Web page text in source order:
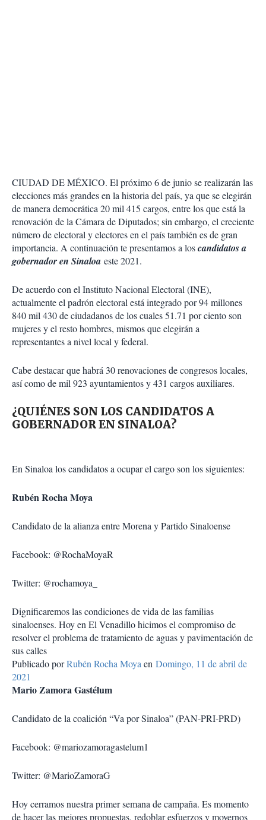
CIUDAD DE MÉXICO. El próximo 6 de junio se realizarán las
elecciones más grandes en la historia del país, ya que se elegirán
de manera democrática 20 mil 415 cargos, entre los que está la
renovación de la Cámara de Diputados; sin embargo, el creciente
número de electoral y electores en el país también es de gran
importancia. A continuación te presentamos a loscandidatos a
gobernador en Sinaloa este 2021.
De acuerdo con el Instituto Nacional Electoral (INE),
actualmente el padrón electoral está integrado por 94 millones
840 mil 430 de ciudadanos de los cuales 51.71 por ciento son
mujeres y el resto hombres, mismos que elegirán a
representantes a nivel local y federal.
Cabe destacar que habrá 30 renovaciones de congresos locales,
así como de mil 923 ayuntamientos y 431 cargos auxiliares.
¿QUIÉNES SON LOS CANDIDATOS A
GOBERNADOR EN SINALOA?
En Sinaloa los candidatos a ocupar el cargo son los siguientes:
Rubén Rocha Moya
Candidato de la alianza entre Morena y Partido Sinaloense
Facebook: @RochaMoyaR
Twitter: @rochamoya_
Dignificaremos las condiciones de vida de las familias
sinaloenses. Hoy en El Venadillo hicimos el compromiso de
resolver el problema de tratamiento de aguas y pavimentación de
sus calles
Publicado porRubén Rocha Moyaen Domingo, 11 de abril de
2021
Mario Zamora Gastélum
Candidato de la coalición “Va por Sinaloa” (PAN-PRI-PRD)
Facebook: @mariozamoragastelum1
Twitter: @MarioZamoraG
Hoy cerramos nuestra primer semana de campaña. Es momento
de hacer las mejores propuestas, redoblar esfuerzos y movernos